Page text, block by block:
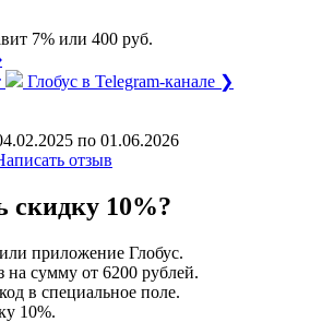
7% или 400 руб.
Глобус в Telegram-канале ❯
по 01.06.2026
отзыв
скидку 10%?
приложение Глобус.
на сумму от 6200 рублей.
в специальное поле.
10%.